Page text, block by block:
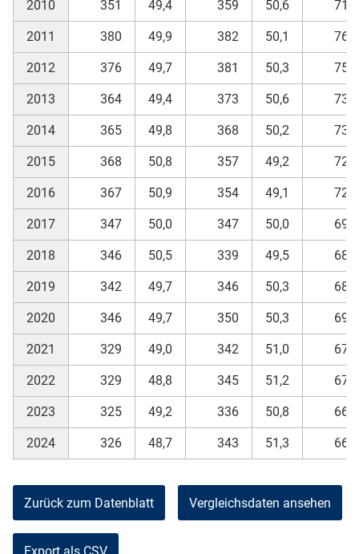
2010 351 49,4 359 50,6 710
2011 380 49,9 382 50,1 762
2012 376 49,7 381 50,3 757
2013 364 49,4 373 50,6 737
2014 365 49,8 368 50,2 733
2015 368 50,8 357 49,2 725
2016 367 50,9 354 49,1 721
2017 347 50,0 347 50,0 694
2018 346 50,5 339 49,5 685
2019 342 49,7 346 50,3 688
2020 346 49,7 350 50,3 696
2021 329 49,0 342 51,0 671
2022 329 48,8 345 51,2 674
2023 325 49,2 336 50,8 661
2024 326 48,7 343 51,3 669
Zurück zum Datenblatt Vergleichsdaten ansehen